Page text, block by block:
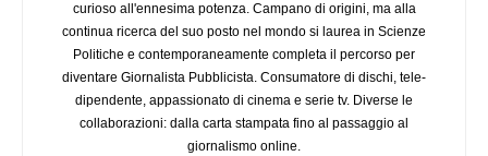
curioso all'ennesima potenza. Campano di origini, ma alla
continua ricerca del suo posto nel mondo si laurea in Scienze
Politiche e contemporaneamente completa il percorso per
diventare Giornalista Pubblicista. Consumatore di dischi, tele-
dipendente, appassionato di cinema e serie tv. Diverse le
collaborazioni: dalla carta stampata fino al passaggio al
giornalismo online.